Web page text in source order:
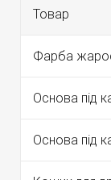
Товар
Фарба
Основа під
Основа під